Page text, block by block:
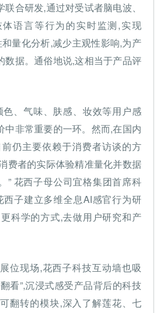
合研发,通过对受试者脑电波、
语言等行为的实时监测,实现
和量化分析,减少主观性影响,为产
数据。通俗地说,这相当于产品评
色、气味、肤感、妆效等用户感
中非常重要的一环。然而,在国内
仍主要依赖于消费者访谈的方
费者的实际体验精准量化并数据
” 花西子母公司宜格集团首席科
西子建立多维全息AI感官行为研
科学的方式,去做用户研究和产
位现场,花西子科技互动墙也吸
看”,沉浸式感受产品背后的科技
翻转的模块,深入了解莲花、七